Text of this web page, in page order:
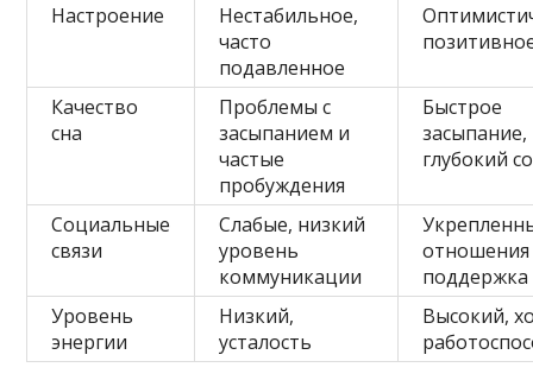
Настроение
Нестабильное,
часто
подавленное
Качество
сна
Проблемы с
засыпанием и
частые
пробуждения
Быстрое
засыпание,
глубокий
Социальные
связи
Слабые, низкий
уровень
коммуникации
поддержка
Уровень
энергии
Низкий,
усталость
Высокий,